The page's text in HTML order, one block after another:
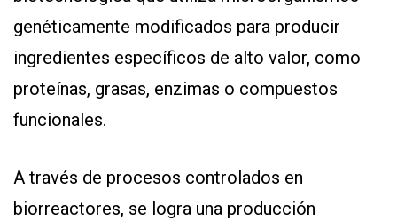
genéticamente modificados para producir
ingredientes específicos de alto valor, como
proteínas, grasas, enzimas o compuestos
funcionales.
A través de procesos controlados en
biorreactores, se logra una producción